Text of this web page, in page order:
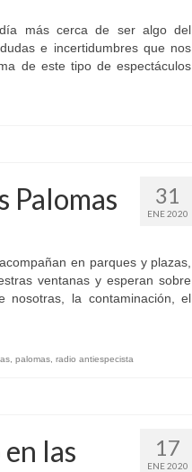
más cerca de ser algo del
e incertidumbres que nos
de este tipo de espectáculos
31
ENE 2020
Palomas
en parques y plazas,
ventanas y esperan sobre
nosotras, la contaminación, el
, palomas, radio antiespecista
17
ENE 2020
las